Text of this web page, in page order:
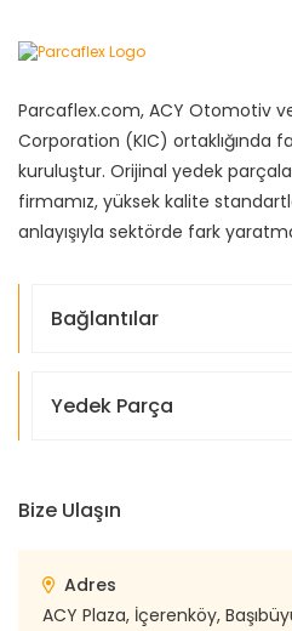
Parcaflex.com, ACY Otomotiv
Corporation (KIC) ortaklığında
kuruluştur. Orijinal yedek
firmamız, yüksek kalite
anlayışıyla sektörde fark
Bağlantılar
Yedek Parça
Bize Ulaşın
Adres
ACY Plaza, İçerenköy,